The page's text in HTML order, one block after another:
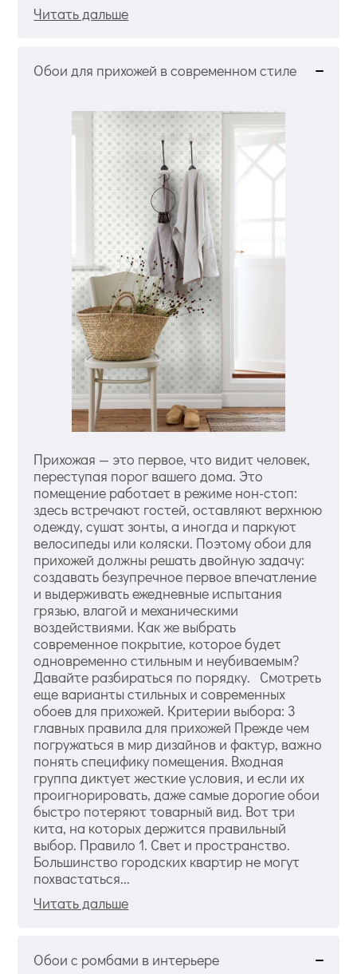
Читать дальше
Обои для прихожей в современном стиле
Прихожая — это первое, что видит человек,
переступая порог вашего дома. Это
помещение работает в режиме нон-стоп:
здесь встречают гостей, оставляют верхнюю
одежду, сушат зонты, а иногда и паркуют
велосипеды или коляски. Поэтому обои для
прихожей должны решать двойную задачу:
создавать безупречное первое впечатление
и выдерживать ежедневные испытания
грязью, влагой и механическими
воздействиями. Как же выбрать
современное покрытие, которое будет
одновременно стильным и неубиваемым?
Давайте разбираться по порядку. Смотреть
еще варианты стильных и современных
обоев для прихожей. Критерии выбора: 3
главных правила для прихожей Прежде чем
погружаться в мир дизайнов и фактур, важно
понять специфику помещения. Входная
группа диктует жесткие условия, и если их
проигнорировать, даже самые дорогие обои
быстро потеряют товарный вид. Вот три
кита, на которых держится правильный
выбор. Правило 1. Свет и пространство.
Большинство городских квартир не могут
похвастаться...
Читать дальше
Обои с ромбами в интерьере